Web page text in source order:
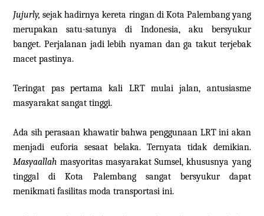
Jujurly,sejak hadirnya kereta ringan di Kota Palembang yang
merupakan satu-satunya di Indonesia, aku bersyukur
banget. Perjalanan jadi lebih nyaman dan ga takut terjebak
macet pastinya.
Teringat pas pertama kali LRT mulai jalan, antusiasme
masyarakat sangat tinggi.
Ada sih perasaan khawatir bahwa penggunaan LRT ini akan
menjadi euforia sesaat belaka. Ternyata tidak demikian.
Masyaallah masyoritas masyarakat Sumsel, khususnya yang
tinggal di Kota Palembang sangat bersyukur dapat
menikmati fasilitas moda transportasi ini.